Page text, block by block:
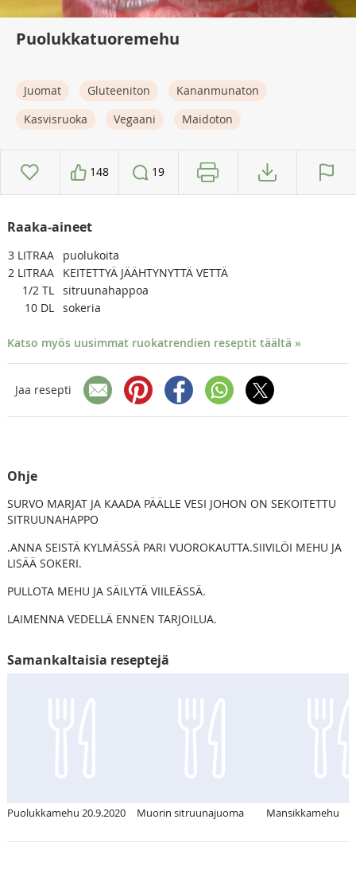
Puolukkatuoremehu
Juomat Gluteeniton
Kananmunaton
Kasvisruoka
Vegaani Maidoton
148 19
Raaka-aineet
3 LITRAA
puolukoita
2 LITRAA
KEITETTYÄ JÄÄHTYNYTTÄ VETTÄ
1/2 TL sitruunahappoa
10 DL sokeria
Katso myös uusimmat ruokatrendien reseptit täältä »
Jaa resepti
Ohje
SURVO MARJAT JA KAADA PÄÄLLE VESI JOHON ON SEKOITETTU
SITRUUNAHAPPO
.ANNA SEISTÄ KYLMÄSSÄ PARI VUOROKAUTTA.SIIVILÖI MEHU JA
LISÄÄ SOKERI.
PULLOTA MEHU JA SÄILYTÄ VIILEÄSSÄ.
LAIMENNA VEDELLÄ ENNEN TARJOILUA.
Samankaltaisia reseptejä
Puolukkamehu 20.9.2020 Muorin sitruunajuoma Mansikkamehu